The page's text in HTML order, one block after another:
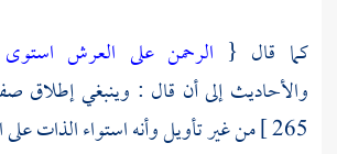
كما قال { الرحمن على العرش استوى
والأحاديث إلى أن قال : وينبغي إطلاق
265 ] من غير تأويل وأنه استواء الذات